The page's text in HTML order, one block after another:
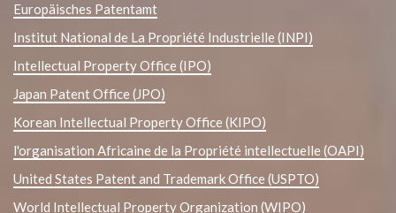
Europäisches Patentamt
Institut National de La Propriété Industrielle (INPI)
Intellectual Property Office (IPO)
Japan Patent Office (JPO)
Korean Intellectual Property Office (KIPO)
l'organisation Africaine de la Propriété intellectuelle (OAPI)
United States Patent and Trademark Office (USPTO)
World Intellectual Property Organization (WIPO)